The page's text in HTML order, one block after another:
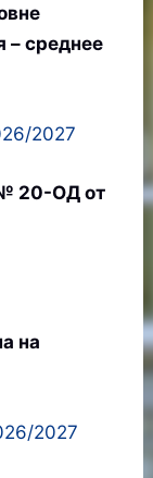
– среднее
2027
№ 20-ОД от
на
2027